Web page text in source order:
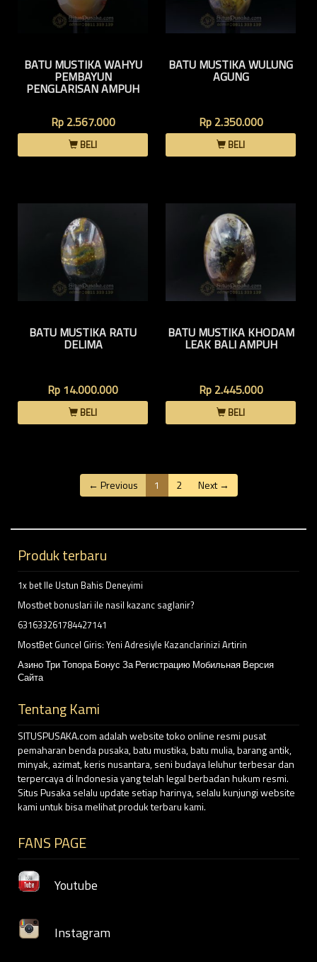
BATU MUSTIKA WAHYU
PEMBAYUN
PENGLARISAN AMPUH
Rp 2.567.000
BELI
BATU MUSTIKA WULUNG
AGUNG
Rp 2.350.000
BELI
BATU MUSTIKA RATU
DELIMA
Rp 14.000.000
BELI
BATU MUSTIKA KHODAM
LEAK BALI AMPUH
Rp 2.445.000
BELI
← Previous 1 2 Next →
Produk terbaru
1x bet Ile Ustun Bahis Deneyimi
Mostbet bonuslari ile nasil kazanc saglanir?
631633261784427141
MostBet Guncel Giris: Yeni Adresiyle Kazanclarinizi Artirin
Азино Три Топора Бонус За Регистрацию Мобильная Версия
Сайта
Tentang Kami
SITUSPUSAKA.com adalah website toko online resmi pusat
pemaharan benda pusaka, batu mustika, batu mulia, barang antik,
minyak, azimat, keris nusantara, seni budaya leluhur terbesar dan
terpercaya di Indonesia yang telah legal berbadan hukum resmi.
Situs Pusaka selalu update setiap harinya, selalu kunjungi website
kami untuk bisa melihat produk terbaru kami.
FANS PAGE
Youtube
Instagram